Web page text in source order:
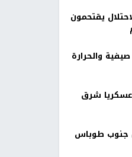
يقتحمون
والحرارة
عسكريا شرق
جنوب طوباس